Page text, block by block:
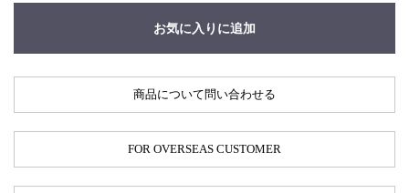
お気に入りに追加
商品について問い合わせる
FOR OVERSEAS CUSTOMER